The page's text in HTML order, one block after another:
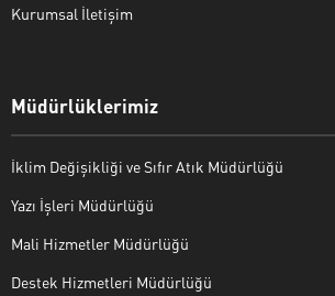
Kurumsal İletişim
Müdürlüklerimiz
İklim Değişikliği ve Sıfır Atık Müdürlüğü
Yazı İşleri Müdürlüğü
Mali Hizmetler Müdürlüğü
Destek Hizmetleri Müdürlüğü